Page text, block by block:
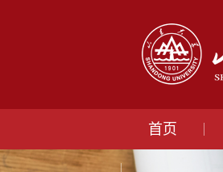
首页